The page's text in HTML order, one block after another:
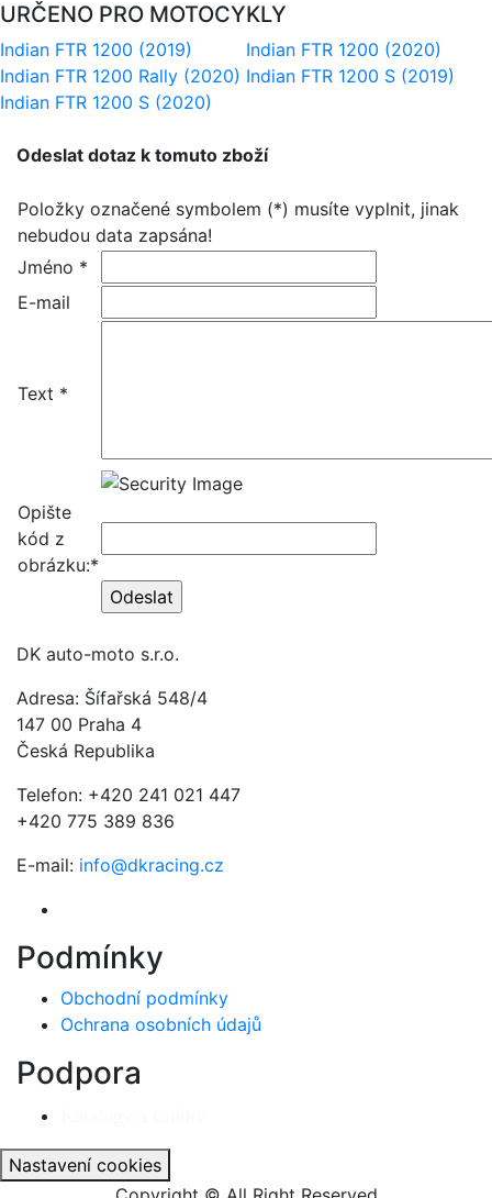
URČENO PRO MOTOCYKLY
Indian FTR 1200 (2019)
Indian FTR 1200 (2020)
Indian FTR 1200 Rally (2020) Indian FTR 1200 S (2019)
Indian FTR 1200 S (2020)
Odeslat dotaz k tomuto zboží
Položky označené symbolem (*) musíte vyplnit, jinak
nebudou data zapsána!
Jméno *
E-mail
Text *
Opište
kód z
obrázku:*
DK auto-moto s.r.o.
Adresa: Šífařská 548/4
147 00 Praha 4
Česká Republika
Telefon: +420 241 021 447
+420 775 389 836
E-mail: info@dkracing.cz
Podmínky
Obchodní podmínky
Ochrana osobních údajů
Podpora
Nastavení cookies